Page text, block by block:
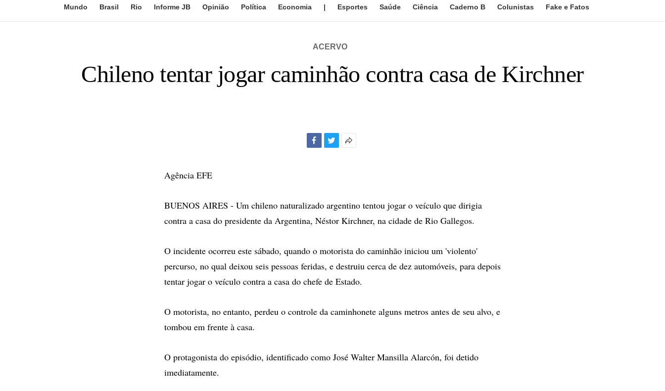
Mundo Brasil Rio Informe JB Opinião Política Economia | Esportes Saúde Ciência Caderno B Colunistas Fake e Fatos
ACERVO
Chileno tentar jogar caminhão contra casa de Kirchner
Agência EFE
BUENOS AIRES - Um chileno naturalizado argentino tentou jogar o veículo que dirigia
contra a casa do presidente da Argentina, Néstor Kirchner, na cidade de Rio Gallegos.
O incidente ocorreu este sábado, quando o motorista do caminhão iniciou um 'violento'
percurso, no qual deixou seis pessoas feridas, e destruiu cerca de dez automóveis, para depois
tentar jogar o veículo contra a casa do chefe de Estado.
O motorista, no entanto, perdeu o controle da caminhonete alguns metros antes de seu alvo, e
tombou em frente à casa.
O protagonista do episódio, identificado como José Walter Mansilla Alarcón, foi detido
imediatamente.